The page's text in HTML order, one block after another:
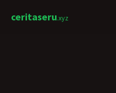
ceritaseru.xyz